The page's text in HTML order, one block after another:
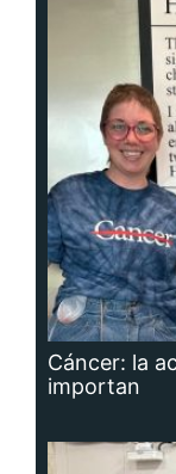
Cáncer: la
importan